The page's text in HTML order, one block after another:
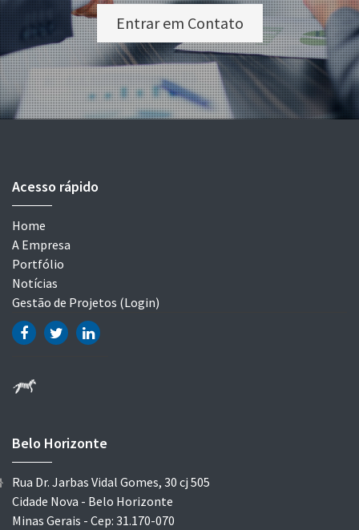
Entrar em Contato
Acesso rápido
Home
A Empresa
Portfólio
Notícias
Gestão de Projetos (Login)
Belo Horizonte
Rua Dr. Jarbas Vidal Gomes, 30 cj 505
Cidade Nova - Belo Horizonte
Minas Gerais - Cep: 31.170-070